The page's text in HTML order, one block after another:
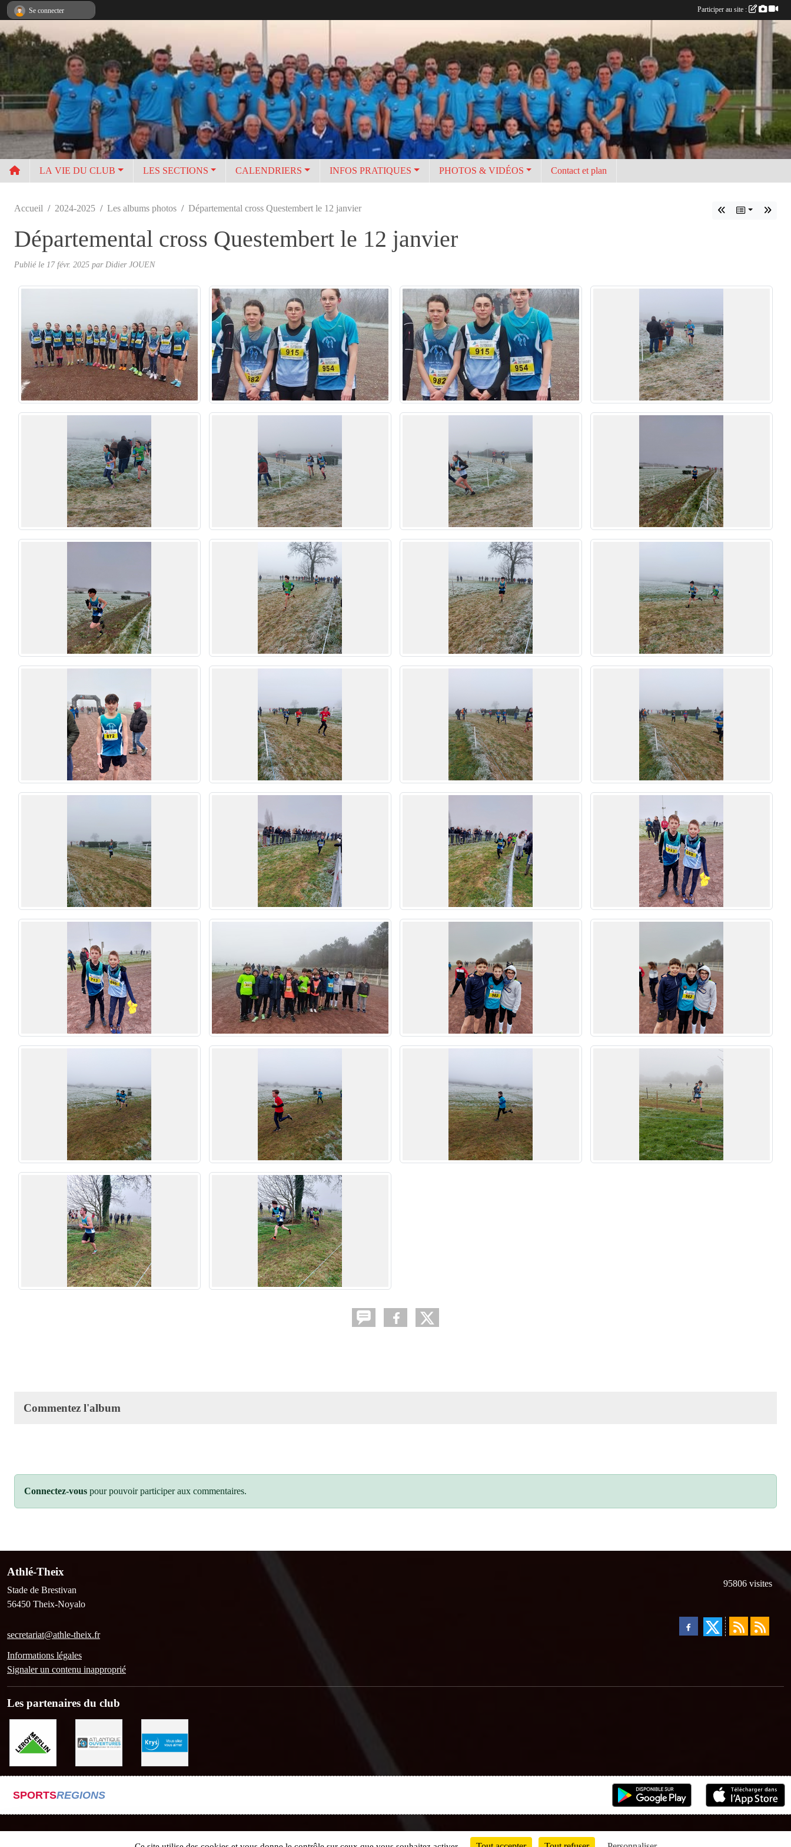
LA VIE DU CLUB LES SECTIONS CALENDRIERS INFOS PRATIQUES PHOTOS & VIDÉOS Contact et plan
Accueil 2024-2025 Les albums photos Départemental cross Questembert le 12 janvier
Départemental cross Questembert le 12 janvier
Publié le 17 févr. 2025 par Didier JOUEN
Commentez l'album
Connectez-vous pour pouvoir participer aux commentaires.
Athlé-Theix
Stade de Brestivan
56450 Theix-Noyalo
secretariat@athle-theix.fr
Informations légales
Signaler un contenu inapproprié
95806 visites
Les partenaires du club
SPORTSREGIONS
Se connecter Participer au site :
Panneau de gestion des cookies